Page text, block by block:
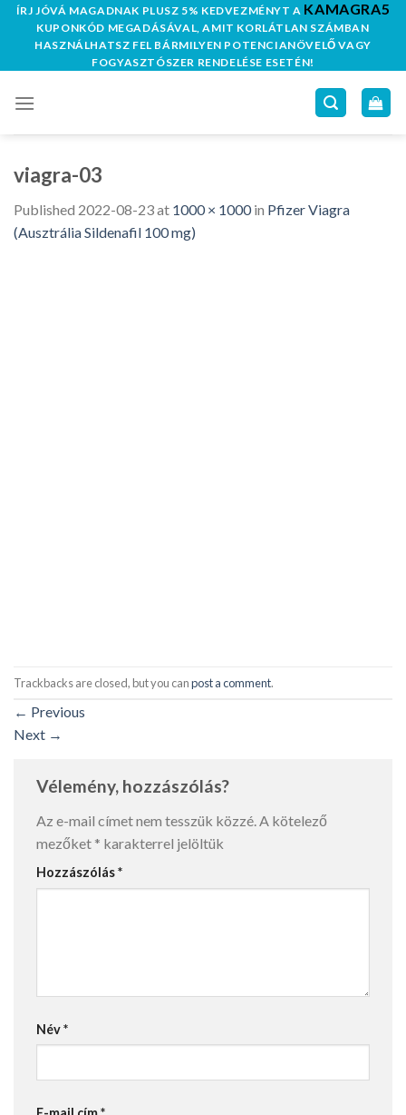
SkipÍRJ JÓVÁ MAGADNAK PLUSZ 5% KEDVEZMÉNYT A KAMAGRA5
KUPONKÓD MEGADÁSÁVAL, AMIT KORLÁTLAN SZÁMBAN
HASZNÁLHATSZ FEL BÁRMILYEN POTENCIANÖVELŐ VAGY
FOGYASZTÓSZER RENDELÉSE ESETÉN!
viagra-03
Published 2022-08-23at 1000 × 1000in Pfizer Viagra
(Ausztrália Sildenafil 100 mg)
Trackbacks are closed, but you canpost a comment.
← Previous
Next →
Vélemény, hozzászólás?
Az e-mail címet nem tesszük közzé.A kötelező
mezőket * karakterrel jelöltük
Hozzászólás*
Név*